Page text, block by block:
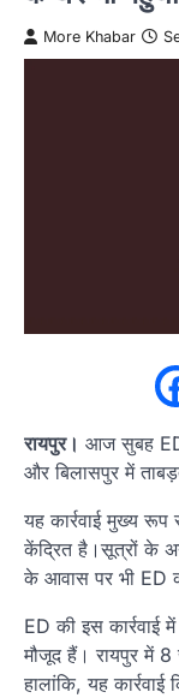
More Khabar
रायपुर। आज सुबह ED
और बिलासपुर में
यह कार्रवाई मुख्य रूप
केंद्रित है।सूत्रों के
के आवास पर भी ED
ED की इस
मौजूद हैं। रायपुर में 8
हालांकि, यह